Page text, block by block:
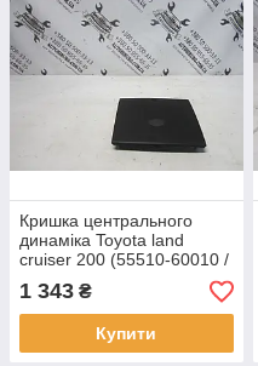
Кришка центрального
динаміка Toyota land
cruiser 200 (55510-60010 /
55525-60020)
1 343 ₴
Купити